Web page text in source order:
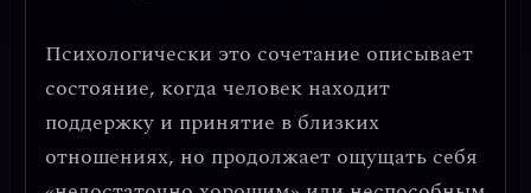
Психологически это сочетание описывает
состояние, когда человек находит
поддержку и принятие в близких
отношениях, но продолжает ощущать себя